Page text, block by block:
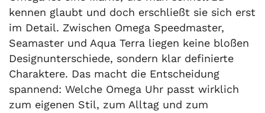
kennen glaubt und doch erschließt sie sich erst
im Detail. Zwischen Omega Speedmaster,
Seamaster und Aqua Terra liegen keine bloßen
Designunterschiede, sondern klar definierte
Charaktere. Das macht die Entscheidung
spannend: Welche Omega Uhr passt wirklich
zum eigenen Stil, zum Alltag und zum